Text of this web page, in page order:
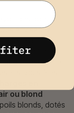
des poils
envisagez
face à
différente
il est tout à
ou blond
blonds, dotés